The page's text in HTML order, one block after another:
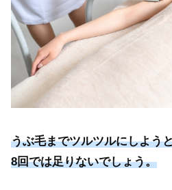
うぶ毛までツルツルにしよう
8回では足りないでしょう。